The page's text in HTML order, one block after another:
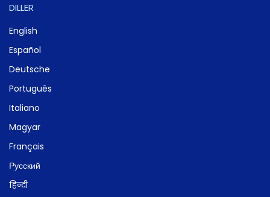
DILLER
English
Español
Deutsche
Português
Italiano
Magyar
Français
Русский
हिन्दी